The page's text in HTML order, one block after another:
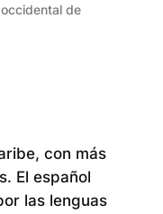
de
con más
El español
las lenguas